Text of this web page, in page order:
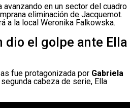
en un sector del cuadro
eliminación de Jacquemot.
a la local Weronika Falkowska.
dio el golpe ante Ella
fue protagonizada por Gabriela
cabeza de serie, Ella